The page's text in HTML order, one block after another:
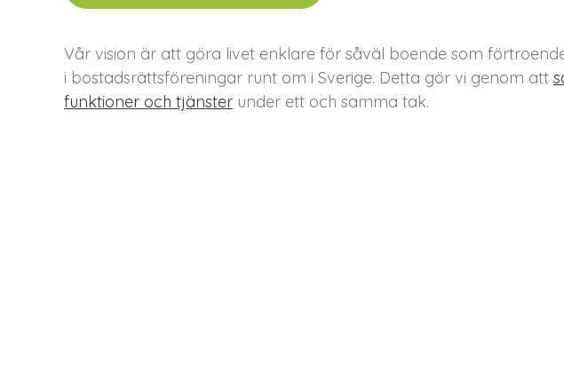
Vår vision är att göra livet enklare för såväl boende som
i bostadsrättsföreningar runt om i Sverige. Detta gör vi genom att
funktioner och tjänster under ett och samma tak.